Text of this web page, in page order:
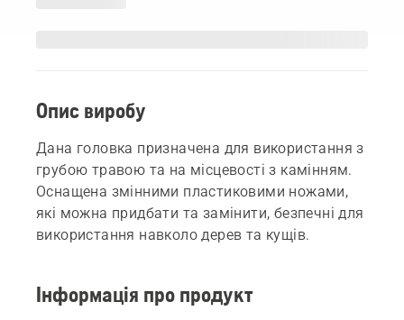
Опис виробу
Дана головка призначена для використання з
грубою травою та на місцевості з камінням.
Оснащена змінними пластиковими ножами,
які можна придбати та замінити, безпечні для
використання навколо дерев та кущів.
Інформація про продукт